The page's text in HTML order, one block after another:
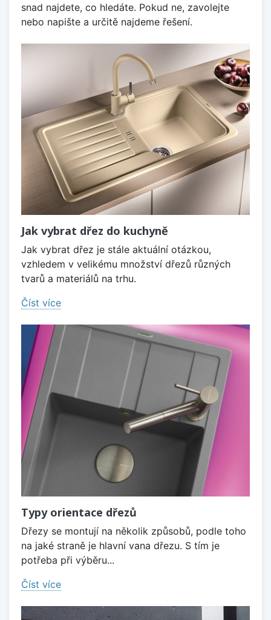
snad najdete, co hledáte. Pokud ne, zavolejte
nebo napište a určitě najdeme řešení.
Jak vybrat dřez do kuchyně
Jak vybrat dřez je stále aktuální otázkou,
vzhledem v velikému množství dřezů různých
tvarů a materiálů na trhu.
Číst více
Typy orientace dřezů
Dřezy se montují na několik způsobů, podle toho
na jaké straně je hlavní vana dřezu. S tím je
potřeba při výběru...
Číst více